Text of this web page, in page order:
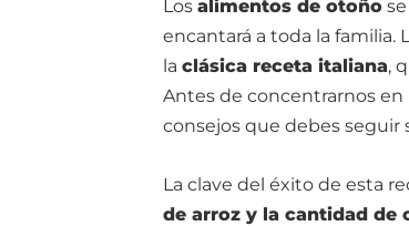
Los alimentos de otoño
encantará a toda la familia.
la clásica receta italiana,
Antes de concentrarnos
consejos que debes seguir
La clave del éxito de esta
de arroz y la cantidad de